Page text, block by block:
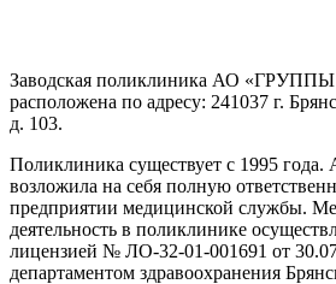
Заводская поликлиника АО
расположена по адресу: 241037 г.
д. 103.
Поликлиника существует с 1995 года.
возложила на себя полную
предприятии медицинской службы.
деятельность в поликлинике
лицензией № ЛО-32-01-001691 от
департаментом здравоохранения